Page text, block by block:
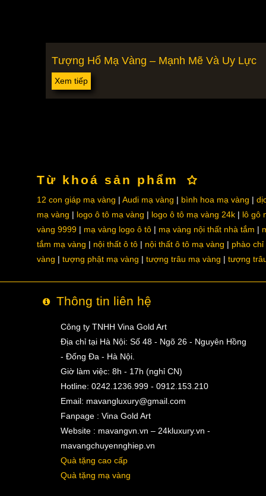
Tượng Hổ Mạ Vàng – Mạnh Mẽ Và Uy Lực
Xem tiếp
Từ khoá sản phẩm
12 con giáp mạ vàng Audi mạ vàng bình hoa mạ vàng
mạ vàng
logo ô tô mạ vàng logo ô tô mạ vàng 24k
lô gô
vàng 9999
mạ vàng logo ô tô mạ vàng nội thất nhà tắm
tắm mạ vàng
nội thất ô tô nội thất ô tô mạ vàng
phào chỉ
vàng
tượng phật mạ vàng tượng trâu mạ vàng tượng
Thông tin liên hệ
Công ty TNHH Vina Gold Art
Địa chỉ tại Hà Nội: Số 48 - Ngõ 26 - Nguyên Hồng
- Đống Đa - Hà Nội.
Giờ làm việc: 8h - 17h (nghỉ CN)
Hotline: 0242.1236.999 - 0912.153.210
Email: mavangluxury@gmail.com
Fanpage : Vina Gold Art
Website : mavangvn.vn – 24kluxury.vn -
mavangchuyennghiep.vn
Quà tặng cao cấp
Quà tặng mạ vàng